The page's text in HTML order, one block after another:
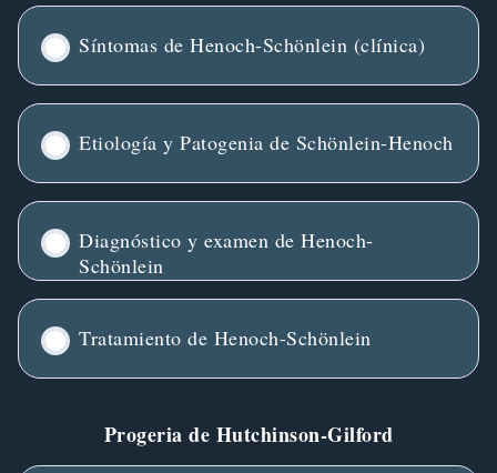
Síntomas de Henoch-Schönlein (clínica)
Etiología y Patogenia de Schönlein-Henoch
Diagnóstico y examen de Henoch-
Schönlein
Tratamiento de Henoch-Schönlein
Progeria de Hutchinson-Gilford